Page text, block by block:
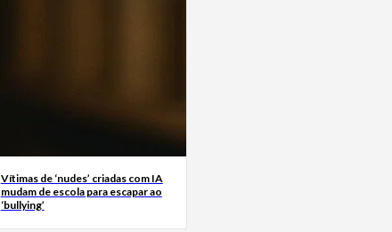
Vítimas de ‘nudes’ criadas com IA
mudam de escola para escapar ao
‘bullying’